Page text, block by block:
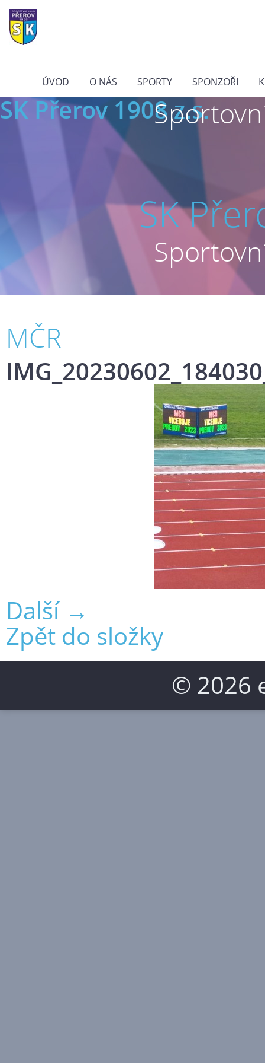
ÚVOD O NÁS SPORTY SPONZOŘI
SK Přerov 1908 z.s.
SK
MČR
Další →
Zpět do složky
© 2026